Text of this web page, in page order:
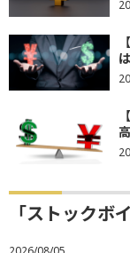
「ストックボ